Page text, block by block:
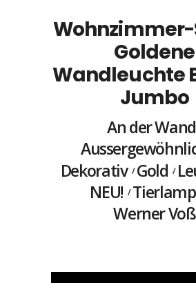
Goldene
Wandleuchte
Jumbo
An der Wand
Dekorativ Gold
NEU!
Werner Voß